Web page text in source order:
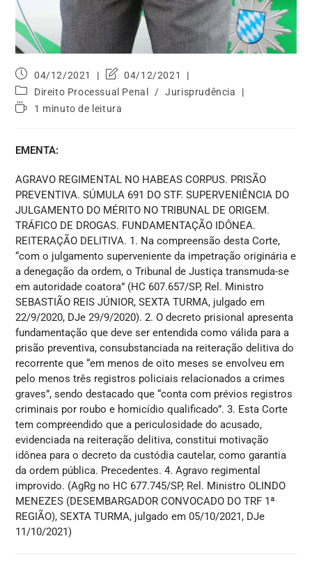
04/12/2021
04/12/2021
Direito Processual Penal
/ Jurisprudência
1 minuto de leitura
EMENTA:
AGRAVO REGIMENTAL NO HABEAS CORPUS. PRISÃO
PREVENTIVA. SÚMULA 691 DO STF. SUPERVENIÊNCIA DO
JULGAMENTO DO MÉRITO NO TRIBUNAL DE ORIGEM.
TRÁFICO DE DROGAS. FUNDAMENTAÇÃO IDÔNEA.
REITERAÇÃO DELITIVA. 1. Na compreensão desta Corte,
“com o julgamento superveniente da impetração originária e
a denegação da ordem, o Tribunal de Justiça transmuda-se
em autoridade coatora” (HC 607.657/SP, Rel. Ministro
SEBASTIÃO REIS JÚNIOR, SEXTA TURMA, julgado em
22/9/2020, DJe 29/9/2020). 2. O decreto prisional apresenta
fundamentação que deve ser entendida como válida para a
prisão preventiva, consubstanciada na reiteração delitiva do
recorrente que “em menos de oito meses se envolveu em
pelo menos três registros policiais relacionados a crimes
graves”, sendo destacado que “conta com prévios registros
criminais por roubo e homicídio qualificado”. 3. Esta Corte
tem compreendido que a periculosidade do acusado,
evidenciada na reiteração delitiva, constitui motivação
idônea para o decreto da custódia cautelar, como garantia
da ordem pública. Precedentes. 4. Agravo regimental
improvido. (AgRg no HC 677.745/SP, Rel. Ministro OLINDO
MENEZES (DESEMBARGADOR CONVOCADO DO TRF 1ª
REGIÃO), SEXTA TURMA, julgado em 05/10/2021, DJe
11/10/2021)